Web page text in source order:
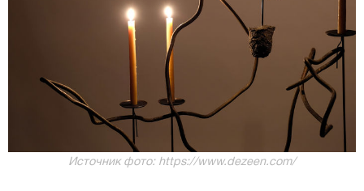
Источник фото: https://www.dezeen.com/